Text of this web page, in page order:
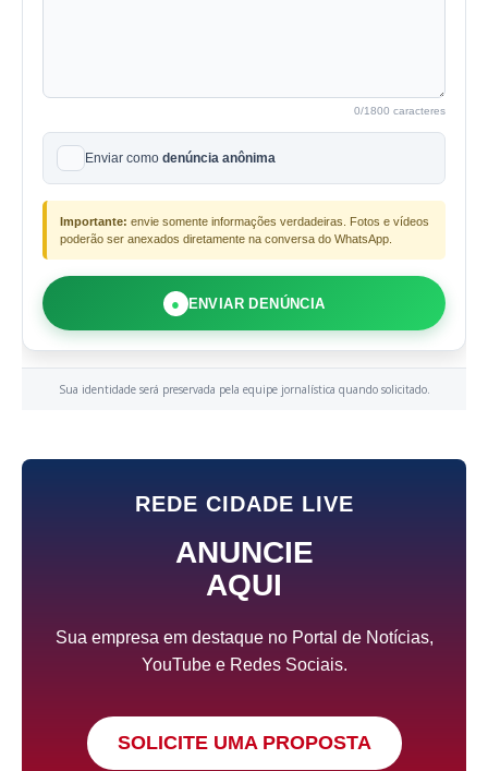
0/1800 caracteres
Enviar como denúncia anônima
Importante: envie somente informações verdadeiras. Fotos e vídeos
poderão ser anexados diretamente na conversa do WhatsApp.
● ENVIAR DENÚNCIA
Sua identidade será preservada pela equipe jornalística quando solicitado.
REDE CIDADE LIVE
ANUNCIE
AQUI
Sua empresa em destaque no Portal de Notícias,
YouTube e Redes Sociais.
SOLICITE UMA PROPOSTA